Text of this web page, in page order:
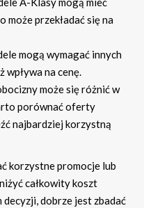
może przekładać się na
mogą wymagać innych
wpływa na cenę.
może się różnić w
porównać oferty
najbardziej korzystną
korzystne promocje lub
całkowity koszt
dobrze jest zbadać